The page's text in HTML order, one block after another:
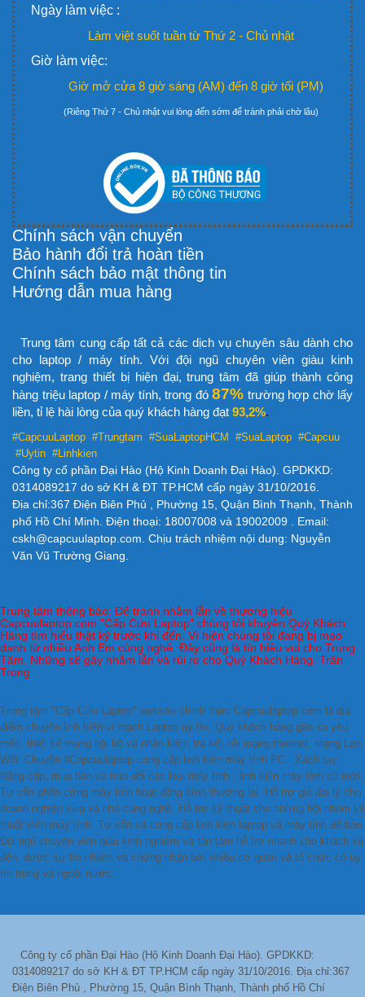
Ngày làm việc :
Làm việt suốt tuần từ Thứ 2 - Chủ nhật
Giờ làm việc:
Giờ mở cửa 8 giờ sáng (AM) đến 8 giờ tối (PM)
(Riêng Thứ 7 - Chủ nhật vui lòng đến sớm để tránh phải chờ lâu)
Chính sách vận chuyển
Bảo hành đổi trả hoàn tiền
Chính sách bảo mật thông tin
Hướng dẫn mua hàng
Trung tâm cung cấp tất cả các dịch vụ chuyên sâu dành cho
cho laptop / máy tính. Với đội ngũ chuyên viên giàu kinh
nghiệm, trang thiết bị hiện đại, trung tâm đã giúp thành công
hàng triệu laptop / máy tính, trong đó 87% trường hợp chờ lấy
liền, tỉ lệ hài lòng của quý khách hàng đạt 93,2%.
#CapcuuLaptop #Trungtam #SuaLaptopHCM
#SuaLaptop #Capcuu
#Uytin #Linhkien
Công ty cổ phần Đại Hào (Hộ Kinh Doanh Đại Hào). GPDKKD:
0314089217 do sở KH & ĐT TP.HCM cấp ngày 31/10/2016.
Địa chỉ:367 Điện Biên Phủ , Phường 15, Quận Bình Thạnh, Thành
phố Hồ Chí Minh. Điện thoại: 18007008 và 19002009 . Email:
cskh@capcuulaptop.com. Chịu trách nhiệm nội dung: Nguyễn
Văn Vũ Trường Giang.
Trung tâm thông báo: Để tránh nhằm lẫn về thương hiệu
Capcuulaptop.com "Cấp Cứu Laptop" chúng tôi khuyên Quý Khách
Hàng tìm hiểu thật kỹ trước khi đến. Vì hiện chúng tôi đang bị mạo
danh từ nhiều Anh Em cùng nghề. Đây cũng là tín hiệu vui cho Trung
Tâm. Những sẽ gây nhằm lẫn và rủi ro cho Quý Khách Hàng. Trân
Trọng
Trung tâm "Cấp Cứu Laptop" website chính thức Capcuulaptop.com là địa
điểm chuyên linh kiện vi mạch Laptop uy tín, Quý khách hàng gần xa yêu
mến. thiết kế mạng nội bộ và nhận kiểm tra kết nỗi mạng internet, mạng Lan,
Wifi. Chuyên #Capcuulaptop cung cấp linh kiện máy tính PC - Xách tay.
Nâng cấp, mua bán và trao đổi các loại máy tính , linh kiện máy tính cũ mới.
Tư vấn phần cứng máy tính hoạt động bình thường lại. Hỗ trợ giá đại lý cho
doanh nghiệp vừa và nhỏ cùng nghề. Hỗ trợ kỹ thuật cho những hội nhóm kỹ
thuật viên máy tính. Tư vấn và cung cấp linh kiện laptop và máy tính để bàn.
Đội ngũ chuyên viên giàu kinh nghiệm và tận tâm hỗ trợ nhanh cho khách xa
đến, được sự tín nhiệm và chứng nhận bởi nhiều cơ quan và tổ chức có uy
tín trong và ngoài nước.
Công ty cổ phần Đại Hào (Hộ Kinh Doanh Đại Hào). GPDKKD:
0314089217 do sở KH & ĐT TP.HCM cấp ngày 31/10/2016. Địa chỉ:367
Điện Biên Phủ , Phường 15, Quận Bình Thạnh, Thành phố Hồ Chí